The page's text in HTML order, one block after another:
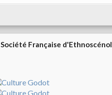
Société Française